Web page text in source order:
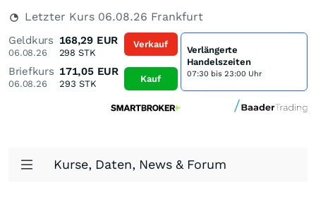
Letzter Kurs 06.08.26 Frankfurt
Geldkurs
06.08.26
168,29 EUR
298 STK
Briefkurs
06.08.26
171,05 EUR
293 STK
Verkauf
Kauf
Verlängerte
Handelszeiten
07:30 bis 23:00 Uhr
Kurse, Daten, News & Forum